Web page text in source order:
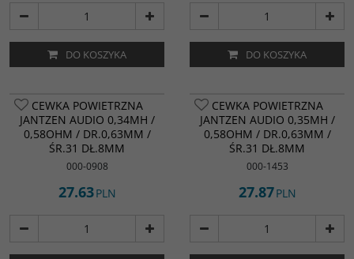
DO KOSZYKA DO KOSZYKA
CEWKA POWIETRZNA
JANTZEN AUDIO 0,34MH /
0,58OHM / DR.0,63MM /
ŚR.31 DŁ.8MM
000-0908
27.63PLN
CEWKA POWIETRZNA
JANTZEN AUDIO 0,35MH /
0,58OHM / DR.0,63MM /
ŚR.31 DŁ.8MM
000-1453
27.87PLN